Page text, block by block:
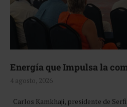
Energía que Impulsa la
4 agosto, 2026
Carlos Kamkhaji, presidente de